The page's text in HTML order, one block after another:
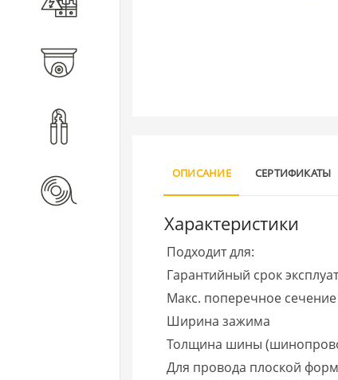
ОПИСАНИЕ СЕРТИФИКАТЫ
Характеристики
Подходит для:
Гарантийный срок
Макс. поперечное
Ширина зажима
Толщина шины
Для провода плоской